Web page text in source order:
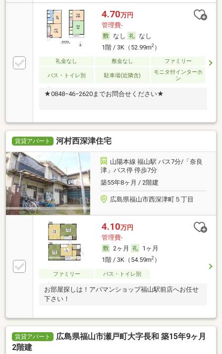
4.70万円
管理費-
なし
なし
1階 / 3K（52.99m2）
礼金なし 敷金なし ファミリー
バス・トイレ別 駐車場(近隣含)
モニタ付インターホ
ン
★0848−46−2620までお問合せください★
賃貸アパート 河村西深津住宅
山陽本線 福山駅 バス7分/「奈良
津」バス停 停歩7分
築55年8ヶ月 / 2階建
広島県福山市西深津町５丁目
4.10万円
管理費-
2ヶ月
1ヶ月
1階 / 3K（54.59m2）
ファミリー バス・トイレ別
お部屋探しは！アパマンショップ福山駅前店へお任せ
下さい！
賃貸アパート
広島県福山市瀬戸町大字長和 築15年9ヶ月
2階建